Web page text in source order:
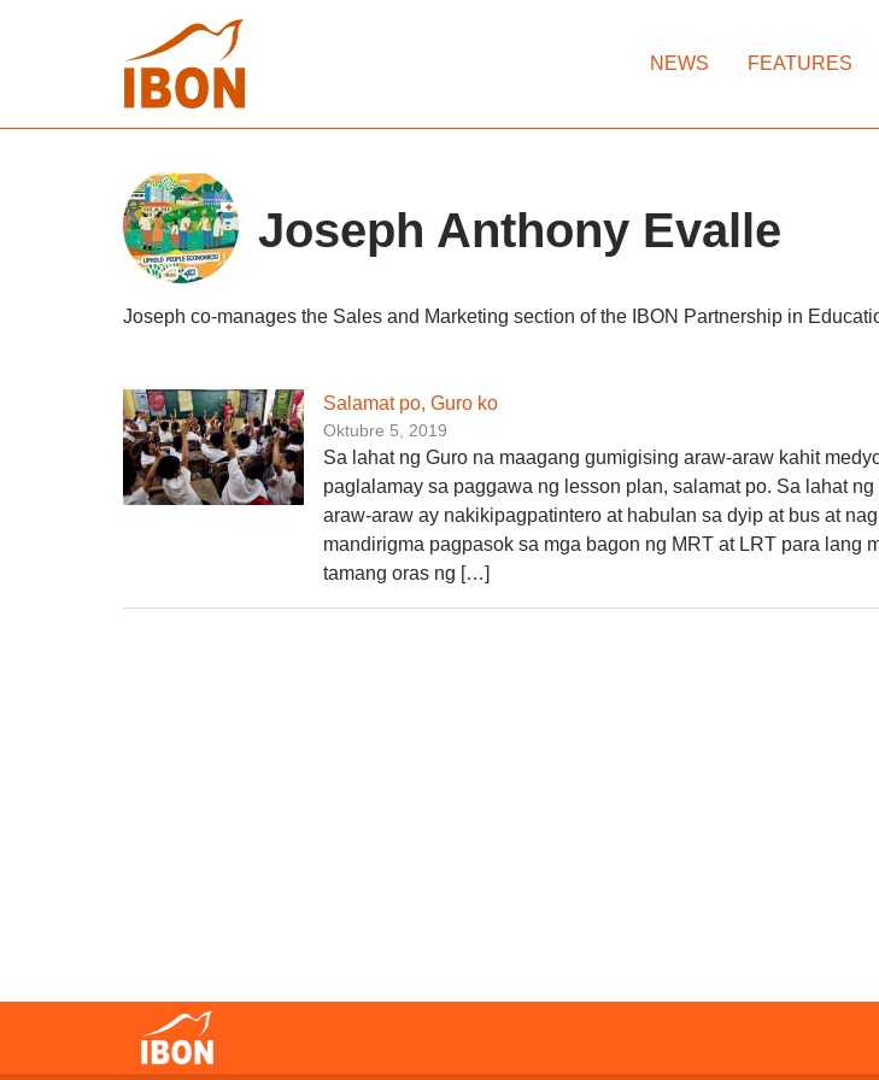
NEWS FEATURES
Joseph Anthony Evalle
Joseph co-manages the Sales and Marketing section of the IBON Partnership in
Salamat po, Guro ko
Oktubre 5, 2019
Sa lahat ng Guro na maagang gumigising araw-araw kahit
paglalamay sa paggawa ng lesson plan, salamat po. Sa lahat ng
araw-araw ay nakikipagpatintero at habulan sa dyip at bus at
mandirigma pagpasok sa mga bagon ng MRT at LRT para lang
tamang oras ng […]